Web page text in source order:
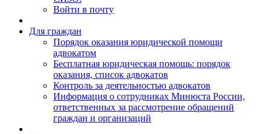
Войти в почту
Для граждан
Порядок оказания юридической помощи
адвокатом
Бесплатная юридическая помощь: порядок
оказания, список адвокатов
Контроль за деятельностью адвокатов
Информация о сотрудниках Минюста России,
ответственных за рассмотрение обращений
граждан и организаций